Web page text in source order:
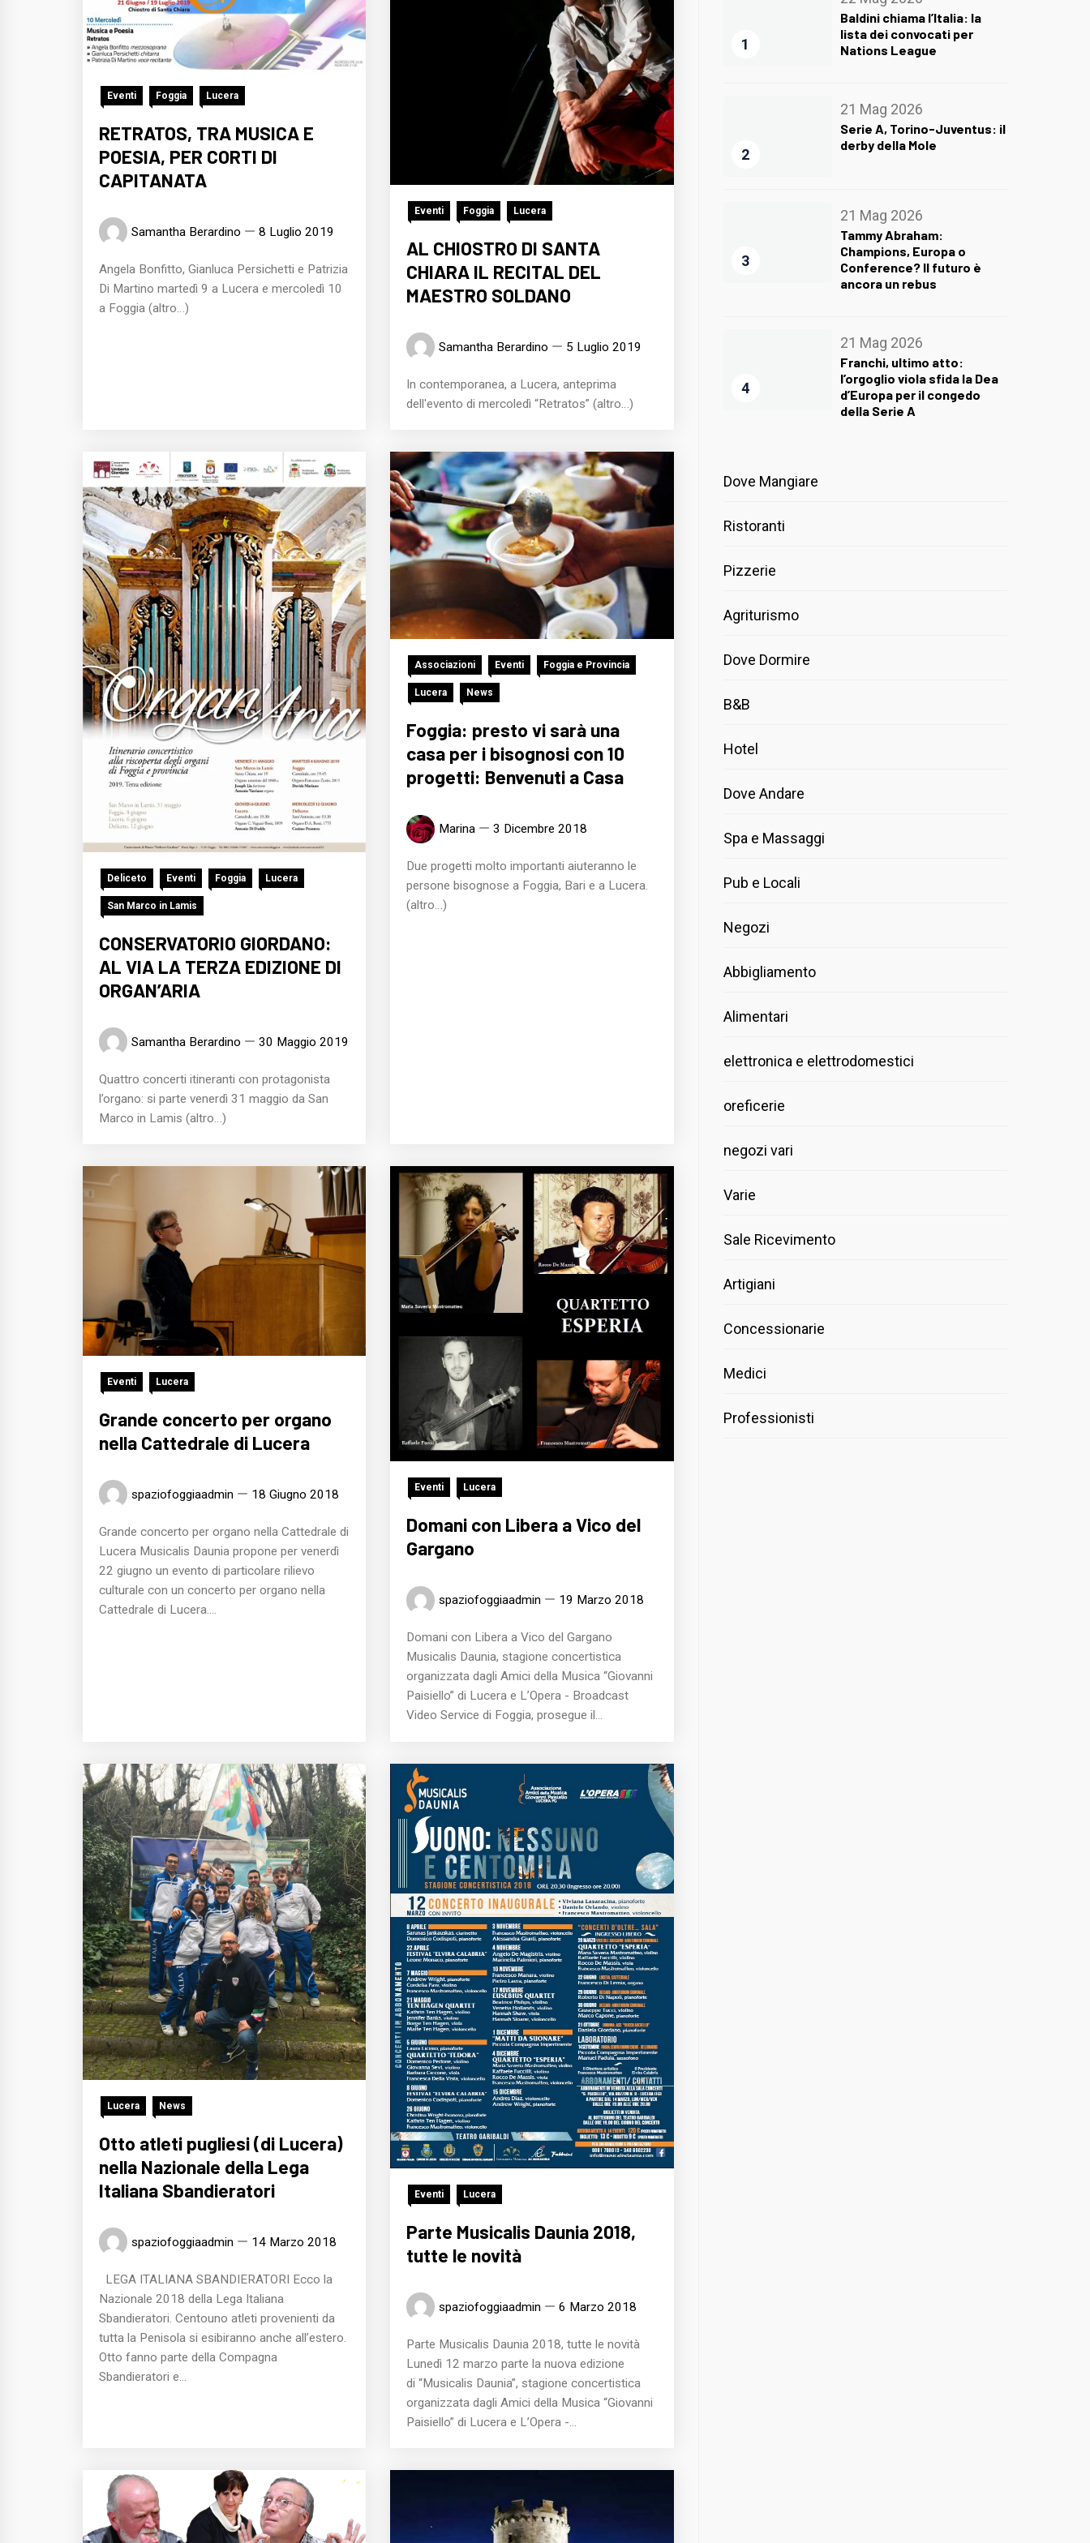
Eventi Foggia Lucera
RETRATOS, TRA MUSICA E
POESIA, PER CORTI DI
CAPITANATA
Samantha Berardino 8 Luglio 2019
Angela Bonfitto, Gianluca Persichetti e Patrizia
Di Martino martedì 9 a Lucera e mercoledì 10
a Foggia (altro…)
Eventi Foggia Lucera
AL CHIOSTRO DI SANTA
CHIARA IL RECITAL DEL
MAESTRO SOLDANO
Samantha Berardino 5 Luglio 2019
In contemporanea, a Lucera, anteprima
dell'evento di mercoledì “Retratos” (altro…)
Deliceto Eventi Foggia Lucera
San Marco in Lamis
CONSERVATORIO GIORDANO:
AL VIA LA TERZA EDIZIONE DI
ORGAN’ARIA
Samantha Berardino 30 Maggio 2019
Quattro concerti itineranti con protagonista
l’organo: si parte venerdì 31 maggio da San
Marco in Lamis (altro…)
Associazioni Eventi Foggia e Provincia
Lucera News
Foggia: presto vi sarà una
casa per i bisognosi con 10
progetti: Benvenuti a Casa
Marina 3 Dicembre 2018
Due progetti molto importanti aiuteranno le
persone bisognose a Foggia, Bari e a Lucera.
(altro…)
Eventi Lucera
Grande concerto per organo
nella Cattedrale di Lucera
spaziofoggiaadmin 18 Giugno 2018
Grande concerto per organo nella Cattedrale di
Lucera Musicalis Daunia propone per venerdì
22 giugno un evento di particolare rilievo
culturale con un concerto per organo nella
Cattedrale di Lucera....
Eventi Lucera
Domani con Libera a Vico del
Gargano
spaziofoggiaadmin 19 Marzo 2018
Domani con Libera a Vico del Gargano
Musicalis Daunia, stagione concertistica
organizzata dagli Amici della Musica “Giovanni
Paisiello” di Lucera e L’Opera - Broadcast
Video Service di Foggia, prosegue il...
Lucera News
Otto atleti pugliesi (di Lucera)
nella Nazionale della Lega
Italiana Sbandieratori
spaziofoggiaadmin 14 Marzo 2018
LEGA ITALIANA SBANDIERATORI Ecco la
Nazionale 2018 della Lega Italiana
Sbandieratori. Centouno atleti provenienti da
tutta la Penisola si esibiranno anche all’estero.
Otto fanno parte della Compagna
Sbandieratori e...
Eventi Lucera
Parte Musicalis Daunia 2018,
tutte le novità
spaziofoggiaadmin 6 Marzo 2018
Parte Musicalis Daunia 2018, tutte le novità
Lunedì 12 marzo parte la nuova edizione
di “Musicalis Daunia”, stagione concertistica
organizzata dagli Amici della Musica “Giovanni
Paisiello” di Lucera e L’Opera -...
1
Baldini chiama l’Italia: la
lista dei convocati per
Nations League
2
21 Mag 2026
Serie A, Torino-Juventus: il
derby della Mole
3
21 Mag 2026
Tammy Abraham:
Champions, Europa o
Conference? Il futuro è
ancora un rebus
4
21 Mag 2026
Franchi, ultimo atto:
l’orgoglio viola sfida la Dea
d’Europa per il congedo
della Serie A
Dove Mangiare
Ristoranti
Pizzerie
Agriturismo
Dove Dormire
B&B
Hotel
Dove Andare
Spa e Massaggi
Pub e Locali
Negozi
Abbigliamento
Alimentari
elettronica e elettrodomestici
oreficerie
negozi vari
Varie
Sale Ricevimento
Artigiani
Concessionarie
Medici
Professionisti